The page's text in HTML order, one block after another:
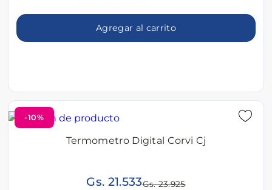
Agregar al carrito
-10%
Termometro Digital Corvi Cj
Gs. 21.533Gs. 23.925